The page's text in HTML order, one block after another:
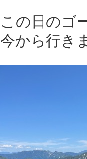
この日のゴ
今から行き